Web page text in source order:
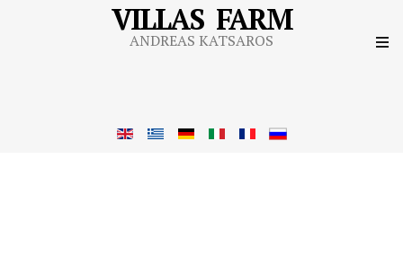
VILLAS FARM
ANDREAS KATSAROS